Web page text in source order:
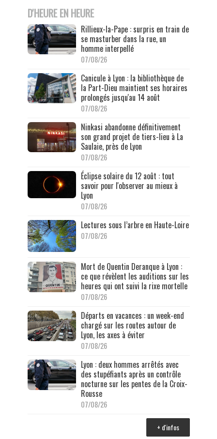
D'HEURE EN HEURE
Rillieux-la-Pape : surpris en train de
se masturber dans la rue, un
homme interpellé
07/08/26
Canicule à Lyon : la bibliothèque de
la Part-Dieu maintient ses horaires
prolongés jusqu'au 14 août
07/08/26
Ninkasi abandonne définitivement
son grand projet de tiers-lieu à La
Saulaie, près de Lyon
07/08/26
Éclipse solaire du 12 août : tout
savoir pour l'observer au mieux à
Lyon
07/08/26
Lectures sous l’arbre en Haute-Loire
07/08/26
Mort de Quentin Deranque à Lyon :
ce que révèlent les auditions sur les
heures qui ont suivi la rixe mortelle
07/08/26
Départs en vacances : un week-end
chargé sur les routes autour de
Lyon, les axes à éviter
07/08/26
Lyon : deux hommes arrêtés avec
des stupéfiants après un contrôle
nocturne sur les pentes de la Croix-
Rousse
07/08/26
+ d'infos